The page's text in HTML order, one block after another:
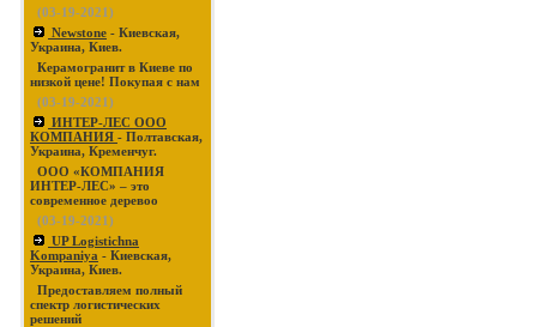
(03-19-2021)
Newstone - Киевская,
Украина, Киев.
Керамогранит в Киеве по
низкой цене! Покупая с нам
(03-19-2021)
ИНТЕР-ЛЕС ООО
КОМПАНИЯ - Полтавская,
Украина, Кременчуг.
ООО «КОМПАНИЯ
ИНТЕР-ЛЕС» – это
современное деревоо
(03-19-2021)
UP Logistichna
Kompaniya - Киевская,
Украина, Киев.
Предоставляем полный
спектр логистических
решений